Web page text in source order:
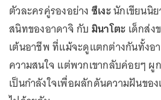
ตัวละครคู่รองอย่าง ซึเงะนักเขียนนิ
สนิทของอาดาจิ กับ มินาโตะ เด็กส่
เต้นอาชีพ ที่แม้จะดูแตกต่างกันทั้ง
ความสนใจ แต่พวกเขากลับค่อยๆ ผู
เป็นกำลังใจเพื่อผลักดันความฝันขอ